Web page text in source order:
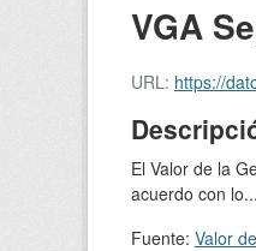
VGA
URL: https://
El Valor de la
acuerdo con lo...
Fuente: Valor